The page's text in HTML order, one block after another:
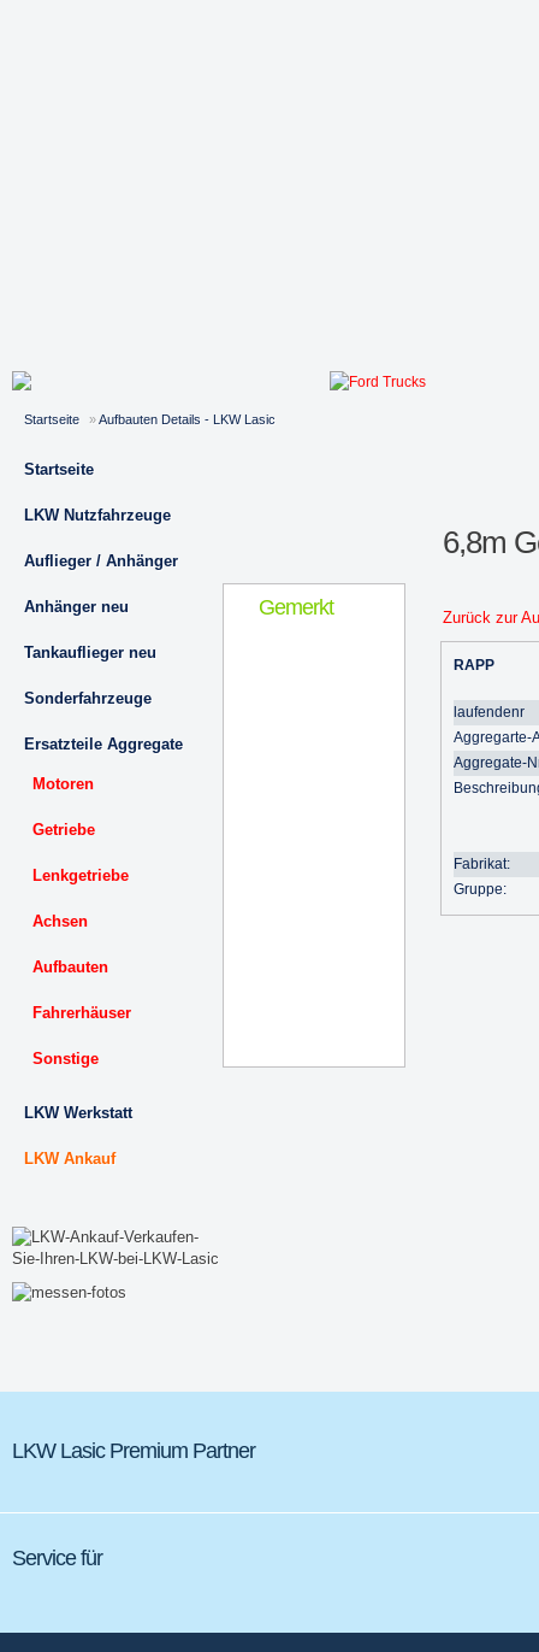
Startseite »Aufbauten Details - LKW Lasic
Startseite
LKW Nutzfahrzeuge
Auflieger / Anhänger
Anhänger neu
Tankauflieger neu
Sonderfahrzeuge
Ersatzteile Aggregate
Motoren
Getriebe
Lenkgetriebe
Achsen
Aufbauten
Fahrerhäuser
Sonstige
LKW Werkstatt
LKW Ankauf
6,8m
Gemerkt Zurück zur
RAPP
laufendenr
Aggregarte-
Aggregate-
Fabrikat:
Gruppe:
LKW Lasic Premium Partner
Service für